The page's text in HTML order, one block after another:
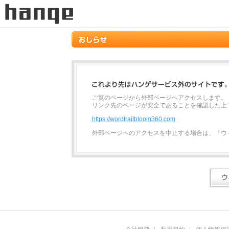
ご覧のページから外部ページへアクセスします。
リンク先のページが安全であることを確認した
https://wordtrailbloom360.com
外部ページへのアクセスを中止する場合は、「